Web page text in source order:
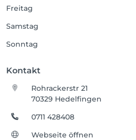
Freitag
Samstag
Sonntag
Kontakt
Rohrackerstr 21
70329 Hedelfingen
0711 428408
Webseite öffnen